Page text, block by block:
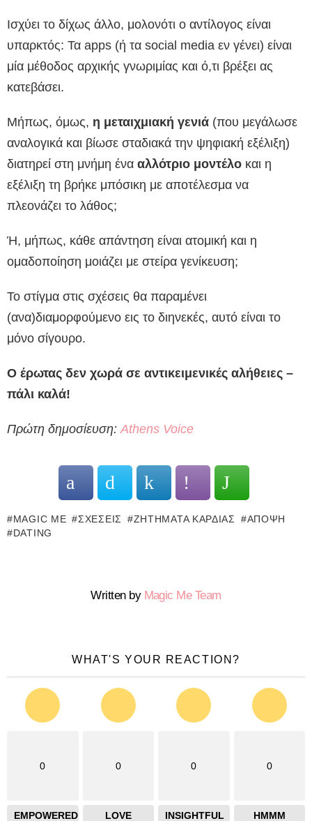
Ισχύει το δίχως άλλο, μολονότι ο αντίλογος είναι
υπαρκτός: Τα apps (ή τα social media εν γένει) είναι
μία μέθοδος αρχικής γνωριμίας και ό,τι βρέξει ας
κατεβάσει.
Μήπως, όμως, η μεταιχμιακή γενιά (που μεγάλωσε
αναλογικά και βίωσε σταδιακά την ψηφιακή εξέλιξη)
διατηρεί στη μνήμη ένα αλλότριο μοντέλο και η
εξέλιξη τη βρήκε μπόσικη με αποτέλεσμα να
πλεονάζει το λάθος;
Ή, μήπως, κάθε απάντηση είναι ατομική και η
ομαδοποίηση μοιάζει με στείρα γενίκευση;
Το στίγμα στις σχέσεις θα παραμένει
(ανα)διαμορφούμενο εις το διηνεκές, αυτό είναι το
μόνο σίγουρο.
Ο έρωτας δεν χωρά σε αντικειμενικές αλήθειες –
πάλι καλά!
Πρώτη δημοσίευση: Athens Voice
MAGIC ME ΣΧΈΣΕΙΣ ΖΗΤΉΜΑΤΑ ΚΑΡΔΙΆΣ
ΆΠΟΨΗ
DATING
Written by Magic Me Team
WHAT'S YOUR REACTION?
0
EMPOWERED
0
LOVE
0
INSIGHTFUL
0
HMMM